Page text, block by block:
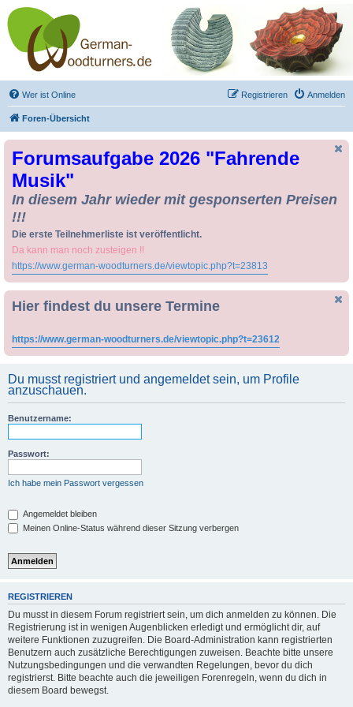
Drechseln und
Kunsthandwerk -
German-Woodturners
*Forum Sauerland*
Der Treffpunkt für Drechsler und Freunde des Kunsthandwerks
Wer ist Online Anmelden
Registrieren
Foren-Übersicht
Forumsaufgabe 2026 "Fahrende
Musik"
In diesem Jahr wieder mit gesponserten Preisen
!!!
Die erste Teilnehmerliste ist veröffentlicht.
Da kann man noch zusteigen !!
https://www.german-woodturners.de/viewtopic.php?t=23813
Hier findest du unsere Termine
https://www.german-woodturners.de/viewtopic.php?t=23612
Du musst registriert und angemeldet sein, um Profile
anzuschauen.
Benutzername:
Passwort:
Ich habe mein Passwort vergessen
Angemeldet bleiben
Meinen Online-Status während dieser Sitzung verbergen
REGISTRIEREN
Du musst in diesem Forum registriert sein, um dich anmelden zu können. Die
Registrierung ist in wenigen Augenblicken erledigt und ermöglicht dir, auf
weitere Funktionen zuzugreifen. Die Board-Administration kann registrierten
Benutzern auch zusätzliche Berechtigungen zuweisen. Beachte bitte unsere
Nutzungsbedingungen und die verwandten Regelungen, bevor du dich
registrierst. Bitte beachte auch die jeweiligen Forenregeln, wenn du dich in
diesem Board bewegst.